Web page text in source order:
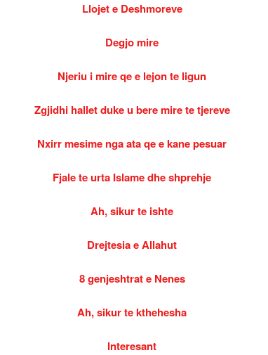
Llojet e Deshmoreve
Degjo mire
Njeriu i mire qe e lejon te ligun
Zgjidhi hallet duke u bere mire te tjereve
Nxirr mesime nga ata qe e kane pesuar
Fjale te urta Islame dhe shprehje
Ah, sikur te ishte
Drejtesia e Allahut
8 genjeshtrat e Nenes
Ah, sikur te kthehesha
Interesant